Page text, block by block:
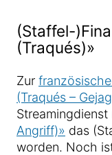
(Staffel-
(Traqués)»
Zur
(Traqués –
Streamingdienst
Angriff)» das
worden. Noch